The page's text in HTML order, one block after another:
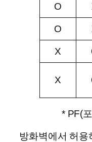
O
O
X
X
* PF(
방화벽에서 허